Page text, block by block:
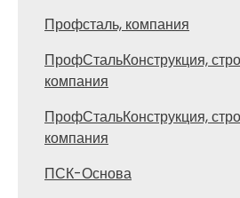
Профсталь, компания
ПрофСтальКонструкция,
компания
ПрофСтальКонструкция,
компания
ПСК-Основа